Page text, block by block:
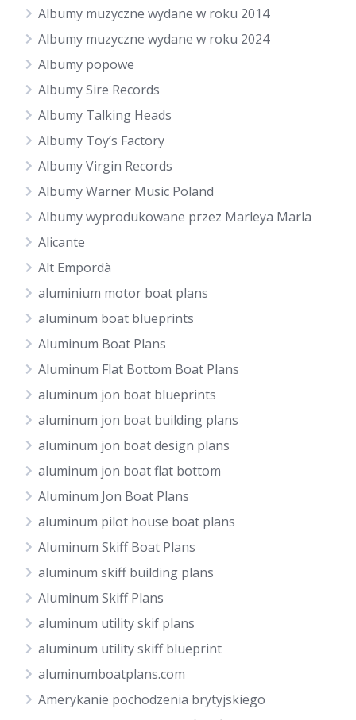
Albumy muzyczne wydane w roku 2014
Albumy muzyczne wydane w roku 2024
Albumy popowe
Albumy Sire Records
Albumy Talking Heads
Albumy Toy’s Factory
Albumy Virgin Records
Albumy Warner Music Poland
Albumy wyprodukowane przez Marleya Marla
Alicante
Alt Empordà
aluminium motor boat plans
aluminum boat blueprints
Aluminum Boat Plans
Aluminum Flat Bottom Boat Plans
aluminum jon boat blueprints
aluminum jon boat building plans
aluminum jon boat design plans
aluminum jon boat flat bottom
Aluminum Jon Boat Plans
aluminum pilot house boat plans
Aluminum Skiff Boat Plans
aluminum skiff building plans
Aluminum Skiff Plans
aluminum utility skif plans
aluminum utility skiff blueprint
aluminumboatplans.com
Amerykanie pochodzenia brytyjskiego